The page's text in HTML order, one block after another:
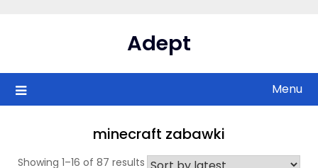
Adept
Menu
minecraft zabawki
Showing 1–16 of 87 results